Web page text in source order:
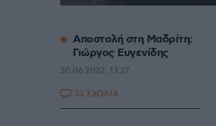
Αποστολή στη Μαδρίτη:
Γιώργος Ευγενίδης
30.06.2022, 13:27
33 ΣΧΟΛΙΑ